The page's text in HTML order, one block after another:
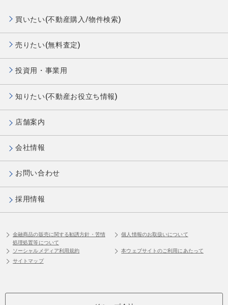
買いたい(不動産購入/物件検索)
売りたい(無料査定)
投資用・事業用
知りたい(不動産お役立ち情報)
店舗案内
会社情報
お問い合わせ
採用情報
金融商品の販売に関する勧誘方針・苦情
処理処置等について
個人情報のお取扱いについて
ソーシャルメディア利用規約
本ウェブサイトのご利用にあたって
サイトマップ